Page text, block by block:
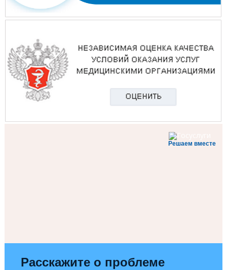
Решаем вместе
Расскажите о проблеме